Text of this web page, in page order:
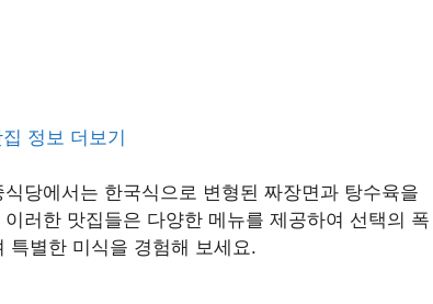
정보 더보기
당에서는 한국식으로 변형된 짜장면과 탕수육을
러한 맛집들은 다양한 메뉴를 제공하여 선택의 폭
특별한 미식을 경험해 보세요.